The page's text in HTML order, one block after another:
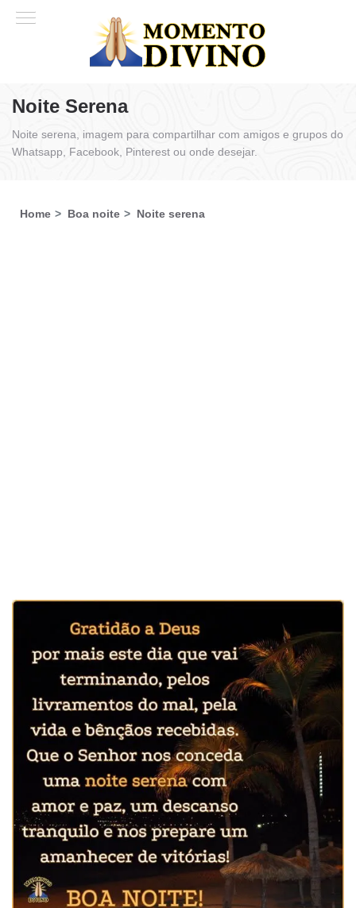
Noite Serena
Noite serena, imagem para compartilhar com amigos e grupos do
Whatsapp, Facebook, Pinterest ou onde desejar.
Home Boa noite Noite serena